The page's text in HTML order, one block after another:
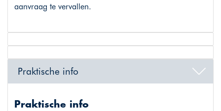
aanvraag te vervallen.
Praktische info
Praktische info